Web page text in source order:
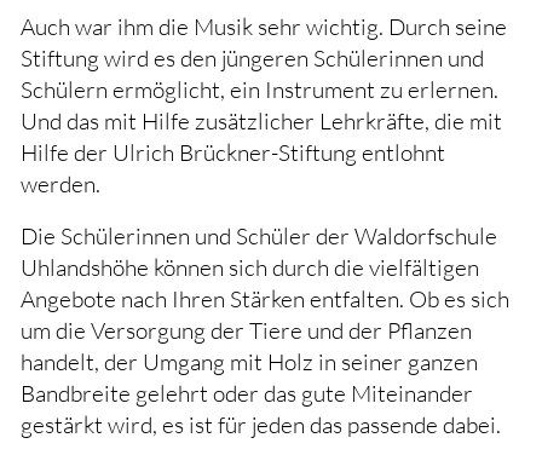
Familie Pöschel-Stiftung
Dieter und Rosemarie Reinbold-Stiftung
Dr. Renate Haack-Stiftung
Stiftung Michelmann-Bischoff
Stiftung Musik? Musik!
Stiftung SOPHI PARK
Stiftung Förderverein Stationäres Hospiz
Auch war ihm die Musik sehr wichtig. Durch seine
Stiftung wird es den jüngeren Schülerinnen und
Schülern ermöglicht, ein Instrument zu erlernen.
Und das mit Hilfe zusätzlicher Lehrkräfte, die mit
Hilfe der Ulrich Brückner-Stiftung entlohnt
werden.
Die Schülerinnen und Schüler der Waldorfschule
Uhlandshöhe können sich durch die vielfältigen
Angebote nach Ihren Stärken entfalten. Ob es sich
um die Versorgung der Tiere und der Pflanzen
handelt, der Umgang mit Holz in seiner ganzen
Bandbreite gelehrt oder das gute Miteinander
gestärkt wird, es ist für jeden das passende dabei.